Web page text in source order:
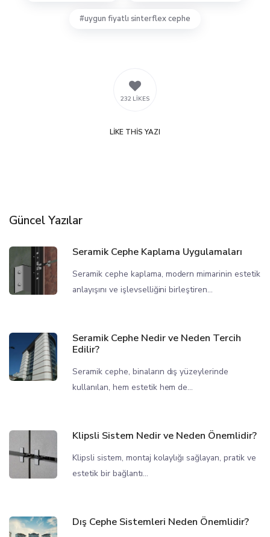
uygun fiyatlı sinterflex cephe
232 LIKES
LIKE THIS YAZI
Güncel Yazılar
Seramik Cephe Kaplama Uygulamaları
Seramik cephe kaplama, modern mimarinin estetik
anlayışını ve işlevselliğini birleştiren...
Seramik Cephe Nedir ve Neden Tercih
Edilir?
Seramik cephe, binaların dış yüzeylerinde
kullanılan, hem estetik hem de...
Klipsli Sistem Nedir ve Neden Önemlidir?
Klipsli sistem, montaj kolaylığı sağlayan, pratik ve
estetik bir bağlantı...
Dış Cephe Sistemleri Neden Önemlidir?